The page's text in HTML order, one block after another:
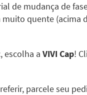
de mudança de
quente (acima
escolha a VIVI Cap!
parcele seu